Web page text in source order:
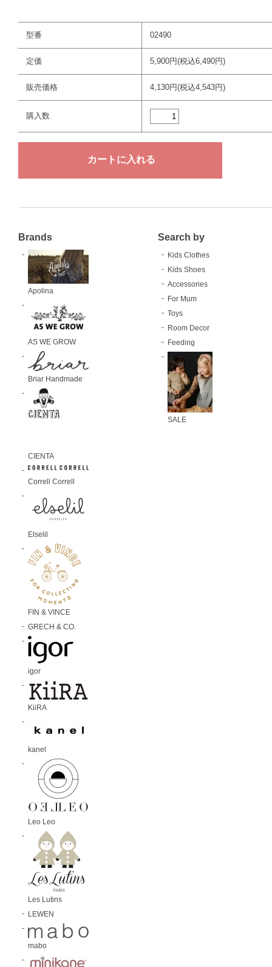
型番 02490
定価 5,900円(税込6,490円)
販売価格 4,130円(税込4,543円)
購入数
Brands
Apolina
AS WE GROW
Briar Handmade
CIENTA
Correll Correll
Elselil
FIN & VINCE
GRECH & CO.
igor
KiiRA
kanel
Leo Leo
Les Lutins
LEWEN
mabo
Search by
Kids Clothes
Kids Shoes
Accessories
For Mum
Toys
Room Decor
Feeding
SALE